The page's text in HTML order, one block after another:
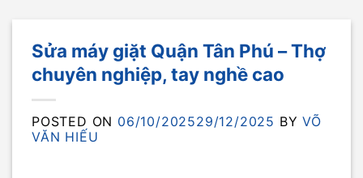
Sửa máy giặt Quận Tân Phú – Thợ
chuyên nghiệp, tay nghề cao
POSTED ON 06/10/202529/12/2025 BYVÕ
VĂN HIẾU